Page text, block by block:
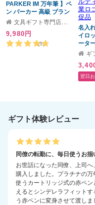
PARKER IM 万年筆 】ペ
ン パーカー 高級 ブラン
ド 文房具 おしゃれ かっ
ギフト 誕生日 プレゼン
ト 人気 父 祖父 彼氏 卒
文具ギフト専門店 キザブン
9,980円
(5)
名入
イロ
ータ
れ無
学祝
生 プ
女性
ギ
翌日
ギフト体験レビュー
同僚の転勤に、毎日使うお揃
お世話になった同僚、上司へ
購入しました。プラチナの万
使うカートリッジ式の赤ペン
えるとシンデレラフィットす
う赤ペンに変身させて渡し